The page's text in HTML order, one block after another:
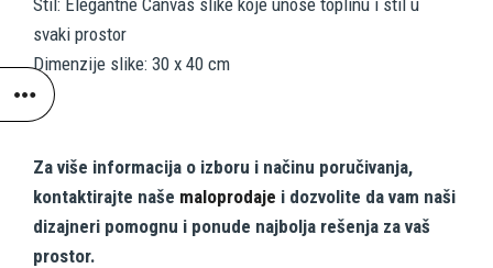
svaki prostor
Dimenzije slike: 30 x 40 cm
Za više informacija o izboru i načinu poručivanja,
kontaktirajte naše maloprodaje i dozvolite da vam naši
dizajneri pomognu i ponude najbolja rešenja za vaš
prostor.